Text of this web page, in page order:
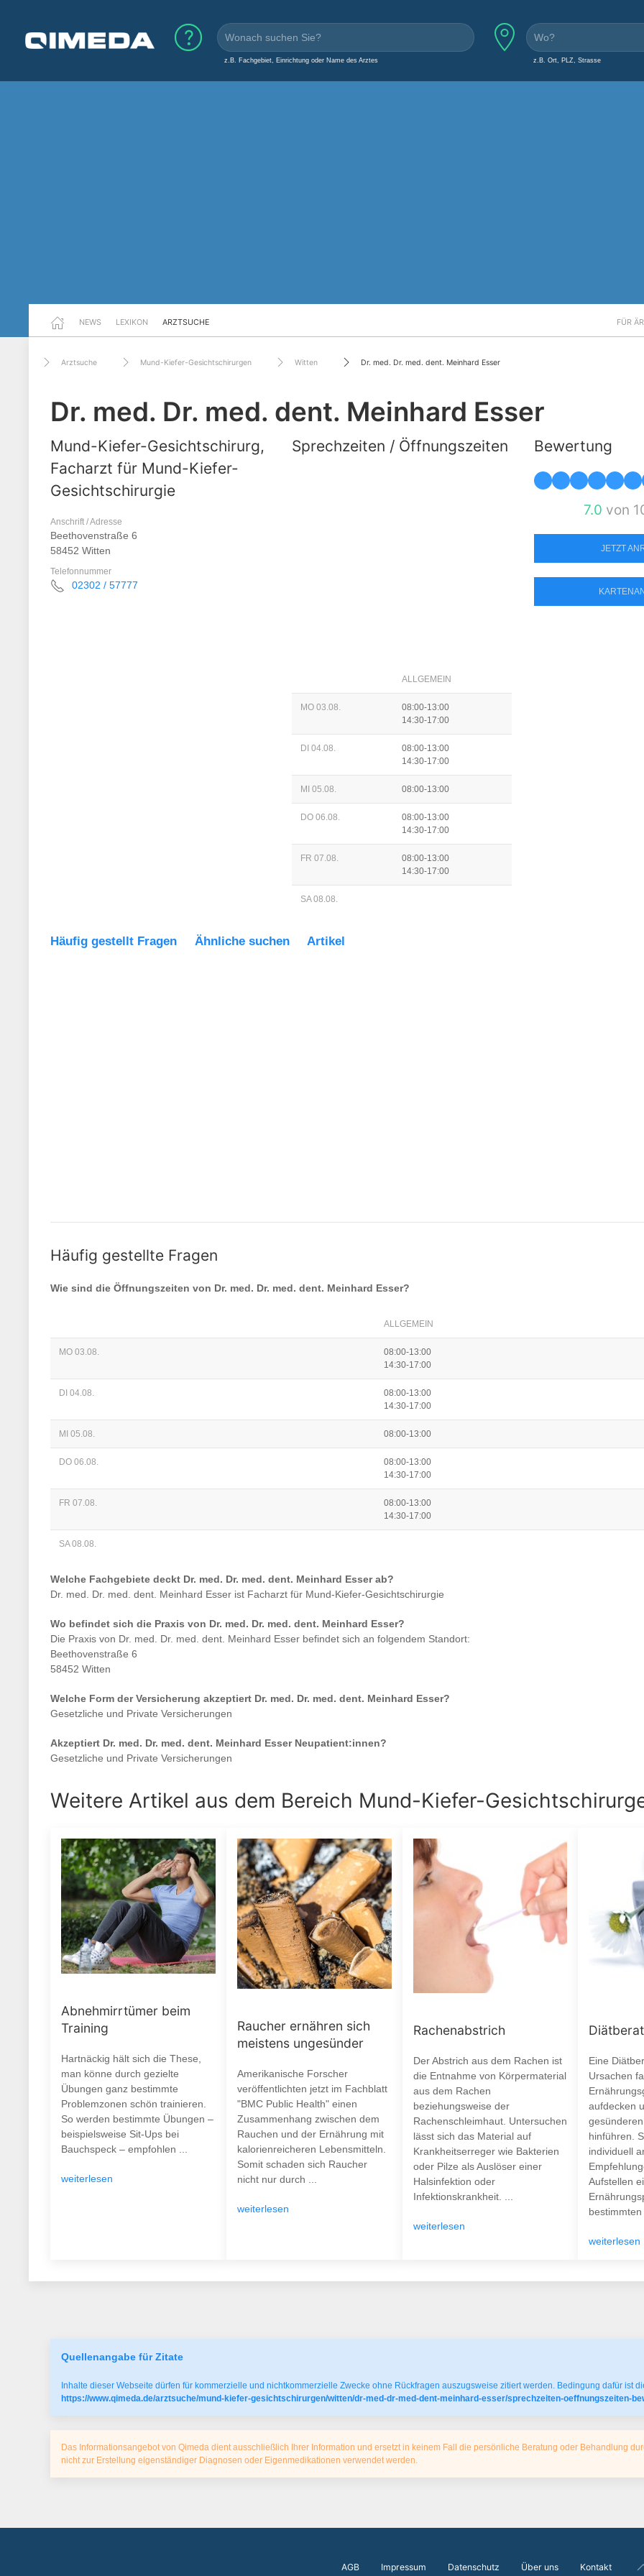
z.B. Fachgebiet, Einrichtung oder Name des Arztes z.B. Ort, PLZ, Strasse
NEWS LEXIKON ARZTSUCHE FÜR
Arztsuche Mund-Kiefer-Gesichtschirurgen Witten Dr. med. Dr. med. dent. Meinhard Esser
Dr. med. Dr. med. dent. Meinhard Esser
Mund-Kiefer-Gesichtschirurg,
Facharzt für Mund-Kiefer-
Gesichtschirurgie
Anschrift / Adresse
Beethovenstraße 6
58452 Witten
Telefonnummer
02302 / 57777
Sprechzeiten / Öffnungszeiten
ALLGEMEIN
MO 03.08.
08:00-13:00
14:30-17:00
DI 04.08.
08:00-13:00
14:30-17:00
MI 05.08. 08:00-13:00
DO 06.08.
08:00-13:00
14:30-17:00
FR 07.08.
08:00-13:00
14:30-17:00
SA 08.08.
Bewertung
7.0 von
JETZT
Häufig gestellt Fragen Ähnliche suchen Artikel
Häufig gestellte Fragen
Wie sind die Öffnungszeiten von Dr. med. Dr. med. dent. Meinhard Esser?
ALLGEMEIN
MO 03.08.
08:00-13:00
14:30-17:00
DI 04.08.
08:00-13:00
14:30-17:00
MI 05.08. 08:00-13:00
DO 06.08.
08:00-13:00
14:30-17:00
FR 07.08.
08:00-13:00
14:30-17:00
SA 08.08.
Welche Fachgebiete deckt Dr. med. Dr. med. dent. Meinhard Esserab?
Dr. med. Dr. med. dent. Meinhard Esser ist Facharzt für Mund-Kiefer-Gesichtschirurgie
Wo befindet sich die Praxis von Dr. med. Dr. med. dent. Meinhard Esser?
Die Praxis von Dr. med. Dr. med. dent. Meinhard Esser befindet sich an folgendem Standort:
Beethovenstraße 6
58452 Witten
Welche Form der Versicherung akzeptiert Dr. med. Dr. med. dent. Meinhard Esser?
Gesetzliche und Private Versicherungen
Akzeptiert Dr. med. Dr. med. dent. Meinhard EsserNeupatient:innen?
Gesetzliche und Private Versicherungen
Weitere Artikel aus dem Bereich Mund-Kiefer-
Abnehmirrtümer beim
Training
Hartnäckig hält sich die These,
man könne durch gezielte
Übungen ganz bestimmte
Problemzonen schön trainieren.
So werden bestimmte Übungen –
beispielsweise Sit-Ups bei
Bauchspeck – empfohlen ...
weiterlesen
Raucher ernähren sich
meistens ungesünder
Amerikanische Forscher
veröffentlichten jetzt im Fachblatt
"BMC Public Health" einen
Zusammenhang zwischen dem
Rauchen und der Ernährung mit
kalorienreicheren Lebensmitteln.
Somit schaden sich Raucher
nicht nur durch ...
weiterlesen
Rachenabstrich
Der Abstrich aus dem Rachen ist
die Entnahme von Körpermaterial
aus dem Rachen
beziehungsweise der
Rachenschleimhaut. Untersuchen
lässt sich das Material auf
Krankheitserreger wie Bakterien
oder Pilze als Auslöser einer
Halsinfektion oder
Infektionskrankheit. ...
weiterlesen
Eine
Ursachen
aufdecken
hinführen.
individuell
Aufstellen
weiterlesen
Quellenangabe für Zitate
Inhalte dieser Webseite dürfen für kommerzielle und nichtkommerzielle Zwecke ohne Rückfragen auszugsweise zitiert werden. Bedingung dafür ist
https://www.qimeda.de/arztsuche/mund-kiefer-gesichtschirurgen/witten/dr-med-dr-med-dent-meinhard-esser/sprechzeiten-oeffnungszeiten-
Das Informationsangebot von Qimeda dient ausschließlich Ihrer Information und ersetzt in keinem Fall die persönliche Beratung oder Behandlung
nicht zur Erstellung eigenständiger Diagnosen oder Eigenmedikationen verwendet werden.
AGB Impressum Datenschutz Über uns Kontakt